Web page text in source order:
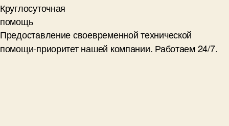
Круглосуточная
помощь
Предоставление своевременной технической
помощи-приоритет нашей компании. Работаем 24/7.